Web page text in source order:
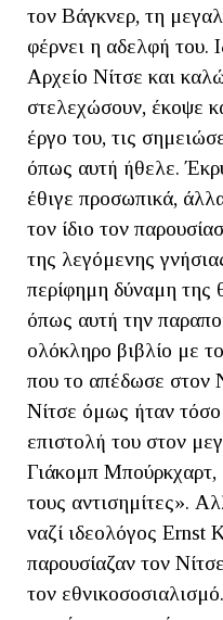
τον Βάγκνερ, τη
φέρνει η αδελφή του.
Αρχείο Νίτσε και
στελεχώσουν, έκοψε
έργο του, τις
όπως αυτή ήθελε.
έθιγε προσωπικά,
τον ίδιο τον
της λεγόμενης
περίφημη δύναμη της
όπως αυτή την
ολόκληρο βιβλίο με
που το απέδωσε στον
Νίτσε όμως ήταν τόσο
επιστολή του στον
Γιάκομπ
τους αντισημίτες».
ναζί ιδεολόγος Ernst
παρουσίαζαν τον
τον